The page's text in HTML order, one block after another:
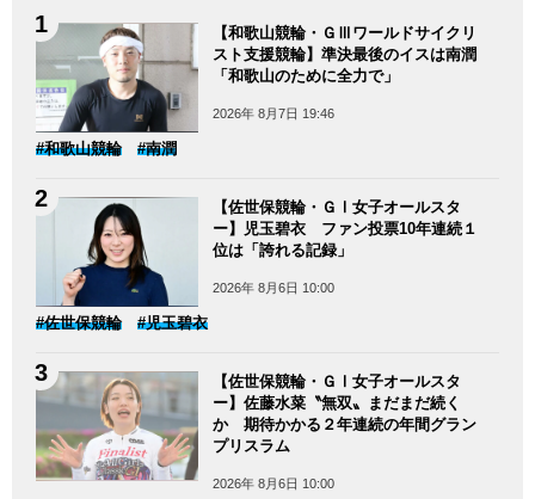
【和歌山競輪・ＧⅢワールドサイクリ
スト支援競輪】準決最後のイスは南潤
「和歌山のために全力で」
2026年 8月7日 19:46
#和歌山競輪 #南潤
【佐世保競輪・ＧⅠ女子オールスタ
ー】児玉碧衣 ファン投票10年連続１
位は「誇れる記録」
2026年 8月6日 10:00
#佐世保競輪 #児玉碧衣
【佐世保競輪・ＧⅠ女子オールスタ
ー】佐藤水菜〝無双〟まだまだ続く
か 期待かかる２年連続の年間グラン
プリスラム
2026年 8月6日 10:00